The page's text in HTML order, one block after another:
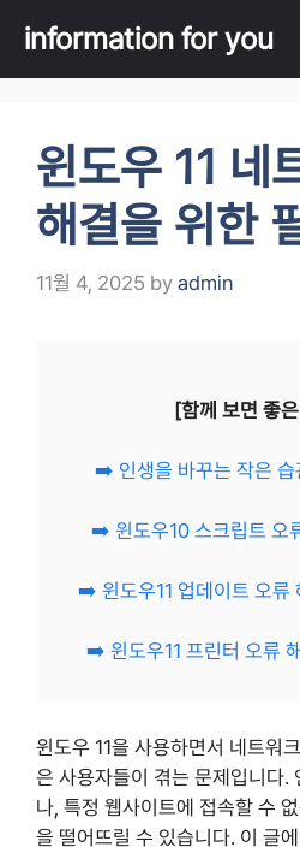
content
information for you
윈도우 11 네
해결을 위한
11월 4, 2025 by admin
[함께 보면 좋
➡️ 인생을 바꾸는 작은 습
➡️ 윈도우10 스크립트 오
➡️ 윈도우11 업데이트 오류
➡️ 윈도우11 프린터 오류
윈도우 11을 사용하면서 네트워
은 사용자들이 겪는 문제입니다.
나, 특정 웹사이트에 접속할 수
을 떨어뜨릴 수 있습니다. 이 글